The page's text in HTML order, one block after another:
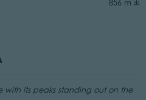
856 m
its peaks standing out on the